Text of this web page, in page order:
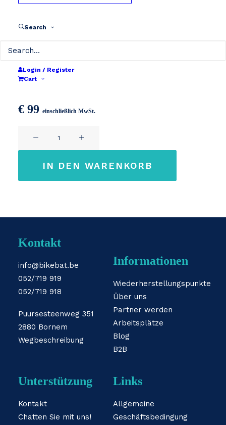
Search
Login / Register
Cart
36V 2A XLR 4pin
€ 99 einschließlich MwSt.
IN DEN WARENKORB
Kontakt
info@bikebat.be
052/719 919
052/719 918
Puursesteenweg 351
2880 Bornem
Wegbeschreibung
Informationen
Wiederherstellungspunkte
Über uns
Partner werden
Arbeitsplätze
Blog
B2B
Unterstützung
Kontakt
Chatten Sie mit uns!
Links
Allgemeine
Geschäftsbedingung